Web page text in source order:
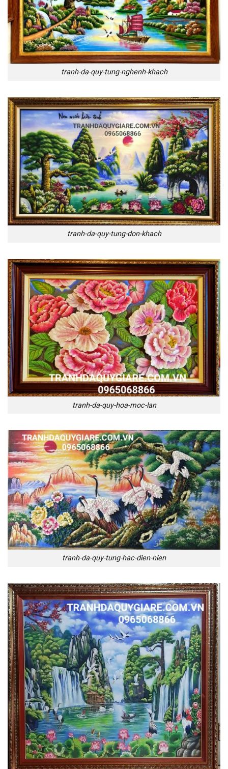
tranh-da-quy-tung-nghenh-khach
tranh-da-quy-tung-don-khach
tranh-da-quy-hoa-moc-lan
tranh-da-quy-tung-hac-dien-nien